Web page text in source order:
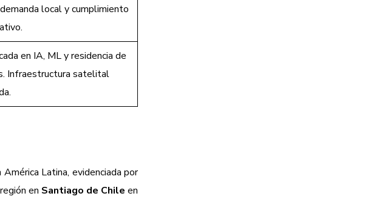
local y cumplimiento
en IA, ML y residencia de
Infraestructura satelital
América Latina, evidenciada por
en Santiago de Chile en